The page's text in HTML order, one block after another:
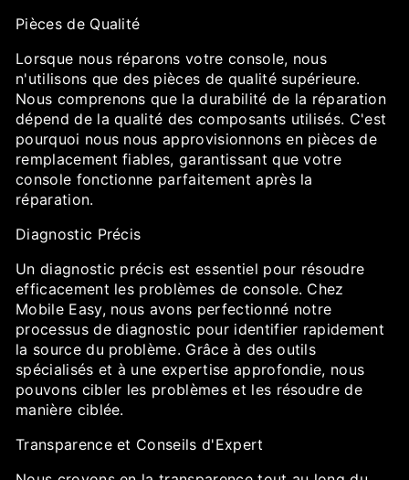
Pièces de Qualité
Lorsque nous réparons votre console, nous
n'utilisons que des pièces de qualité supérieure.
Nous comprenons que la durabilité de la réparation
dépend de la qualité des composants utilisés. C'est
pourquoi nous nous approvisionnons en pièces de
remplacement fiables, garantissant que votre
console fonctionne parfaitement après la
réparation.
Diagnostic Précis
Un diagnostic précis est essentiel pour résoudre
efficacement les problèmes de console. Chez
Mobile Easy, nous avons perfectionné notre
processus de diagnostic pour identifier rapidement
la source du problème. Grâce à des outils
spécialisés et à une expertise approfondie, nous
pouvons cibler les problèmes et les résoudre de
manière ciblée.
Transparence et Conseils d'Expert